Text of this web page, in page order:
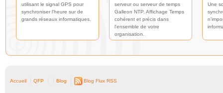
utilisant le signal GPS pour
synchroniser l'heure sur de
grands réseaux informatiques.
serveur ou serveur de temps
Galleon NTP. Affichage Temps
cohérent et précis dans
l'ensemble de votre
organisation.
Une
Accueil QFP Blog Blog Flux RSS